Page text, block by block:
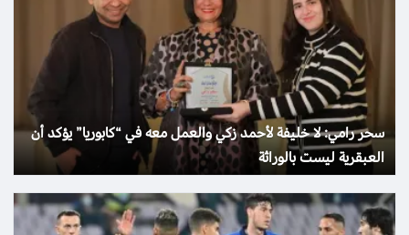
سحر رامي: لا خليفة لأحمد زكي والعمل معه في “كابوريا” يؤكد أن
العبقرية ليست بالوراثة